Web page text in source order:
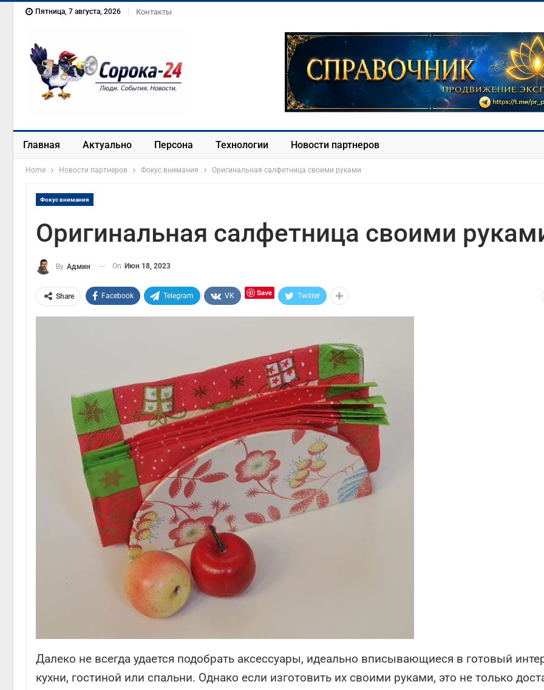
Пятница, 7 августа, 2026 Контакты
Главная Актуально Персона Технологии Новости партнеров
Home Новости партнеров Фокус внимания Оригинальная салфетница своими руками
Фокус внимания
Оригинальная салфетница своими
By Админ On Июн 18, 2023
Share Facebook Telegram VK Save Twitter
Далеко не всегда удается подобрать аксессуары, идеально вписывающиеся в готовый
кухни, гостиной или спальни. Однако если изготовить их своими руками, это не только